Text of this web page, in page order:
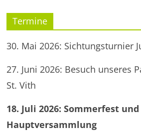
Termine
30. Mai 2026: Sichtungsturnier
27. Juni 2026: Besuch unseres
St. Vith
18. Juli 2026: Sommerfest und
Hauptversammlung